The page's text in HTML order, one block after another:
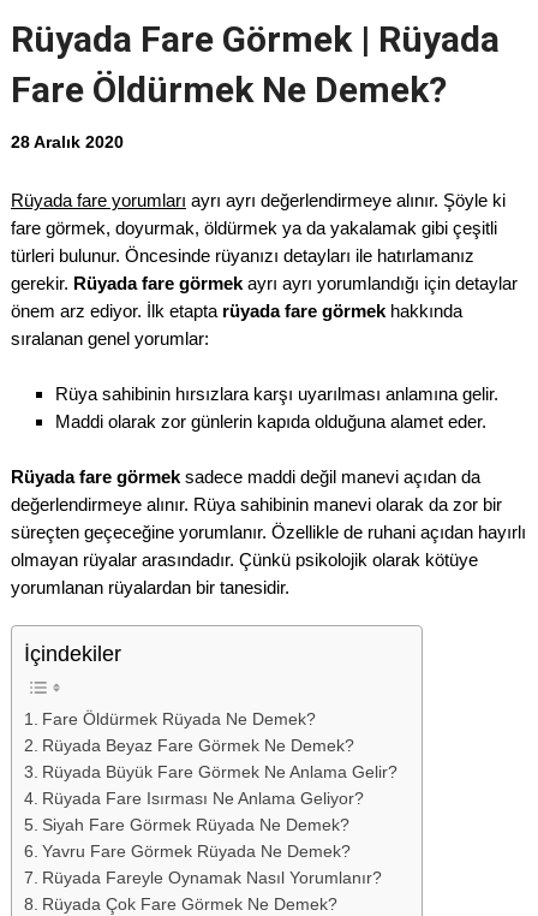
Rüyada Fare Görmek | Rüyada
Fare Öldürmek Ne Demek?
28 Aralık 2020
Rüyada fare yorumları ayrı ayrı değerlendirmeye alınır. Şöyle ki
fare görmek, doyurmak, öldürmek ya da yakalamak gibi çeşitli
türleri bulunur. Öncesinde rüyanızı detayları ile hatırlamanız
gerekir. Rüyada fare görmek ayrı ayrı yorumlandığı için detaylar
önem arz ediyor. İlk etapta rüyada fare görmek hakkında
sıralanan genel yorumlar:
Rüya sahibinin hırsızlara karşı uyarılması anlamına gelir.
Maddi olarak zor günlerin kapıda olduğuna alamet eder.
Rüyada fare görmek sadece maddi değil manevi açıdan da
değerlendirmeye alınır. Rüya sahibinin manevi olarak da zor bir
süreçten geçeceğine yorumlanır. Özellikle de ruhani açıdan hayırlı
olmayan rüyalar arasındadır. Çünkü psikolojik olarak kötüye
yorumlanan rüyalardan bir tanesidir.
İçindekiler
Fare Öldürmek Rüyada Ne Demek?
Rüyada Beyaz Fare Görmek Ne Demek?
Rüyada Büyük Fare Görmek Ne Anlama Gelir?
Rüyada Fare Isırması Ne Anlama Geliyor?
Siyah Fare Görmek Rüyada Ne Demek?
Yavru Fare Görmek Rüyada Ne Demek?
Rüyada Fareyle Oynamak Nasıl Yorumlanır?
Rüyada Çok Fare Görmek Ne Demek?